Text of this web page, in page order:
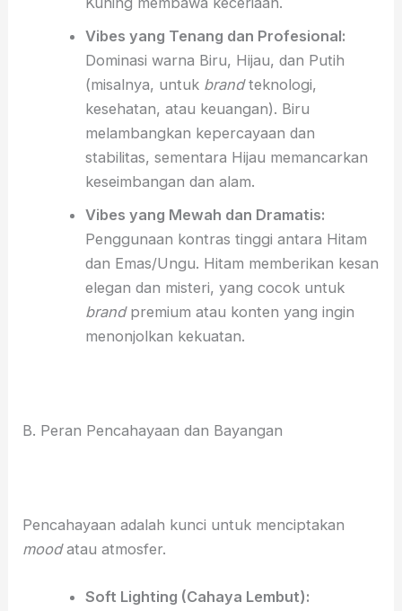
Vibes yang Tenang dan Profesional:
Dominasi warna Biru, Hijau, dan Putih
(misalnya, untuk brandteknologi,
kesehatan, atau keuangan). Biru
melambangkan kepercayaan dan
stabilitas, sementara Hijau memancarkan
keseimbangan dan alam.
Vibes yang Mewah dan Dramatis:
Penggunaan kontras tinggi antara Hitam
dan Emas/Ungu. Hitam memberikan kesan
elegan dan misteri, yang cocok untuk
brandpremium atau konten yang ingin
menonjolkan kekuatan.
B. Peran Pencahayaan dan Bayangan
Pencahayaan adalah kunci untuk menciptakan
moodatau atmosfer.
Soft Lighting (Cahaya Lembut):